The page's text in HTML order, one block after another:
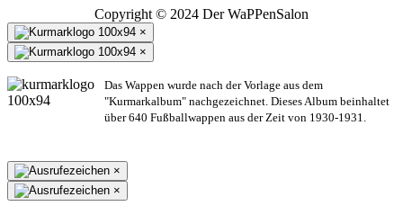
Copyright © 2024 Der WaPPenSalon
×
×
Das Wappen wurde nach der Vorlage aus dem
"Kurmarkalbum" nachgezeichnet. Dieses Album beinhaltet
über 640 Fußballwappen aus der Zeit von 1930-1931.
×
×